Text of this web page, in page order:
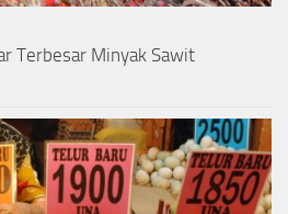
Terbesar Minyak Sawit